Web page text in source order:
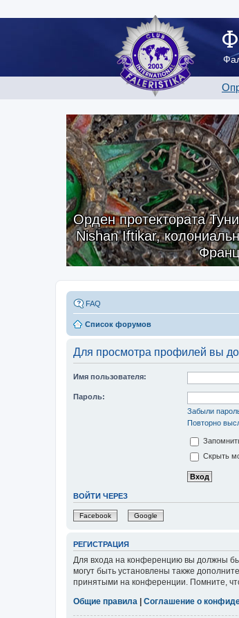
Орден протектората
Nishan Iftikar,
FAQ
Список форумов
Для просмотра профилей вы
Имя пользователя:
Пароль:
Забыли
Повторно
Скрыть
ВОЙТИ ЧЕРЕЗ
Facebook Google
РЕГИСТРАЦИЯ
Для входа на конференцию вы должны
могут быть установлены также
принятыми на конференции. Помните,
Общие правила
Соглашение о